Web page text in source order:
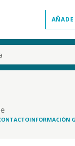
de INFORMACIÓN